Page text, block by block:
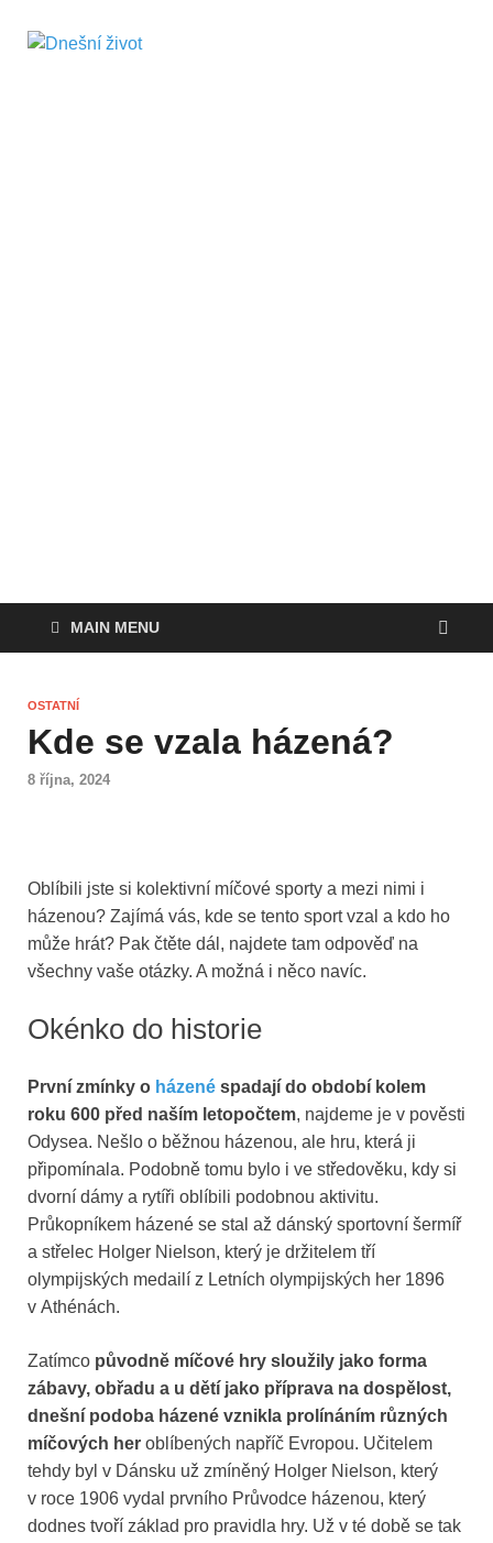
MAIN MENU
OSTATNÍ
Kde se vzala házená?
8 října, 2024
Oblíbili jste si kolektivní míčové sporty a mezi nimi i
házenou? Zajímá vás, kde se tento sport vzal a kdo ho
může hrát? Pak čtěte dál, najdete tam odpověď na
všechny vaše otázky. A možná i něco navíc.
Okénko do historie
První zmínky o házené spadají do období kolem
roku 600 před naším letopočtem, najdeme je v pověsti
Odysea. Nešlo o běžnou házenou, ale hru, která ji
připomínala. Podobně tomu bylo i ve středověku, kdy si
dvorní dámy a rytíři oblíbili podobnou aktivitu.
Průkopníkem házené se stal až dánský sportovní šermíř
a střelec Holger Nielson, který je držitelem tří
olympijských medailí z Letních olympijských her 1896
v Athénách.
Zatímco původně míčové hry sloužily jako forma
zábavy, obřadu a u dětí jako příprava na dospělost,
dnešní podoba házené vznikla prolínáním různých
míčových her oblíbených napříč Evropou. Učitelem
tehdy byl v Dánsku už zmíněný Holger Nielson, který
v roce 1906 vydal prvního Průvodce házenou, který
dodnes tvoří základ pro pravidla hry. Už v té době se tak